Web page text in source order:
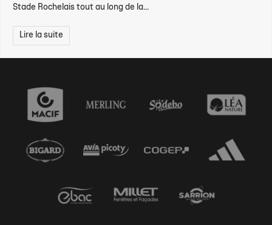
Stade Rochelais tout au long de la...
Lire la suite